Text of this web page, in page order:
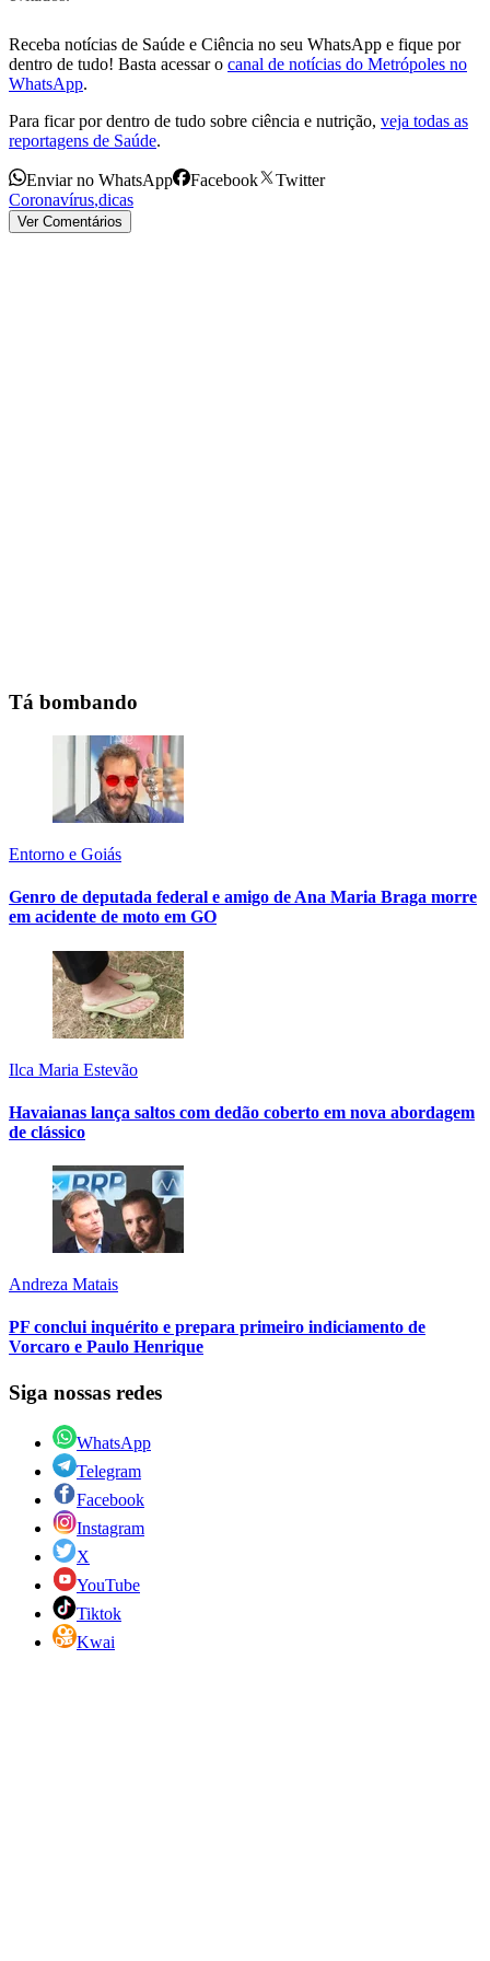
Receba notícias de Saúde e Ciência no seu WhatsApp e fique por
dentro de tudo! Basta acessar o canal de notícias do Metrópoles no
WhatsApp.
Para ficar por dentro de tudo sobre ciência e nutrição, veja todas as
reportagens de Saúde.
Enviar no WhatsApp Facebook
Twitter
Coronavírus,dicas
Ver Comentários
Tá bombando
Entorno e Goiás
Genro de deputada federal e amigo de Ana Maria Braga morre
em acidente de moto em GO
Ilca Maria Estevão
Havaianas lança saltos com dedão coberto em nova abordagem
de clássico
Andreza Matais
PF conclui inquérito e prepara primeiro indiciamento de
Vorcaro e Paulo Henrique
Siga nossas redes
WhatsApp
Telegram
Facebook
Instagram
X
YouTube
Tiktok
Kwai